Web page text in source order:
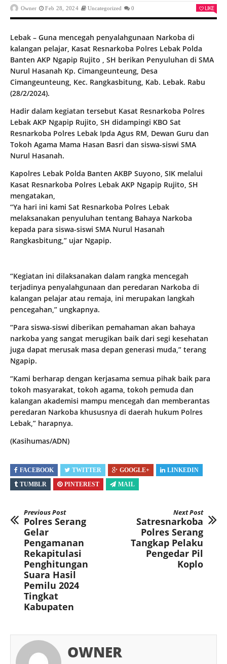
Owner Feb 28, 2024 Uncategorized 0 LIKE
Lebak – Guna mencegah penyalahgunaan Narkoba di
kalangan pelajar, Kasat Resnarkoba Polres Lebak Polda
Banten AKP Ngapip Rujito , SH berikan Penyuluhan di SMA
Nurul Hasanah Kp. Cimangeunteung, Desa
Cimangeunteung, Kec. Rangkasbitung, Kab. Lebak. Rabu
(28/2/2024).
Hadir dalam kegiatan tersebut Kasat Resnarkoba Polres
Lebak AKP Ngapip Rujito, SH didampingi KBO Sat
Resnarkoba Polres Lebak Ipda Agus RM, Dewan Guru dan
Tokoh Agama Mama Hasan Basri dan siswa-siswi SMA
Nurul Hasanah.
Kapolres Lebak Polda Banten AKBP Suyono, SIK melalui
Kasat Resnarkoba Polres Lebak AKP Ngapip Rujito, SH
mengatakan,
“Ya hari ini kami Sat Resnarkoba Polres Lebak
melaksanakan penyuluhan tentang Bahaya Narkoba
kepada para siswa-siswi SMA Nurul Hasanah
Rangkasbitung,” ujar Ngapip.
“Kegiatan ini dilaksanakan dalam rangka mencegah
terjadinya penyalahgunaan dan peredaran Narkoba di
kalangan pelajar atau remaja, ini merupakan langkah
pencegahan,” ungkapnya.
“Para siswa-siswi diberikan pemahaman akan bahaya
narkoba yang sangat merugikan baik dari segi kesehatan
juga dapat merusak masa depan generasi muda,” terang
Ngapip.
“Kami berharap dengan kerjasama semua pihak baik para
tokoh masyarakat, tokoh agama, tokoh pemuda dan
kalangan akademisi mampu mencegah dan memberantas
peredaran Narkoba khususnya di daerah hukum Polres
Lebak,” harapnya.
(Kasihumas/ADN)
FACEBOOK TWITTER GOOGLE+
LINKEDIN
TUMBLR
PINTEREST MAIL
Previous Post
Polres Serang
Gelar
Pengamanan
Rekapitulasi
Penghitungan
Suara Hasil
Pemilu 2024
Tingkat
Kabupaten
Next Post
Satresnarkoba
Polres Serang
Tangkap Pelaku
Pengedar Pil
Koplo
OWNER